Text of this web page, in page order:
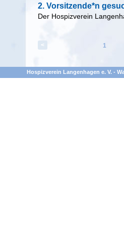
2. Vorsitzende*n
Der Hospizverein
< 1
Hospizverein Langenhagen e. V. -